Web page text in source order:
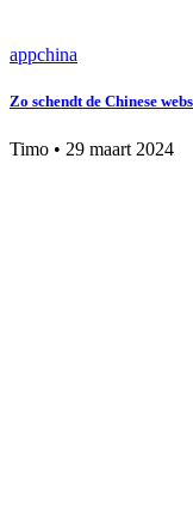
appchina
Zo schendt de Chinese
Timo • 29 maart 2024